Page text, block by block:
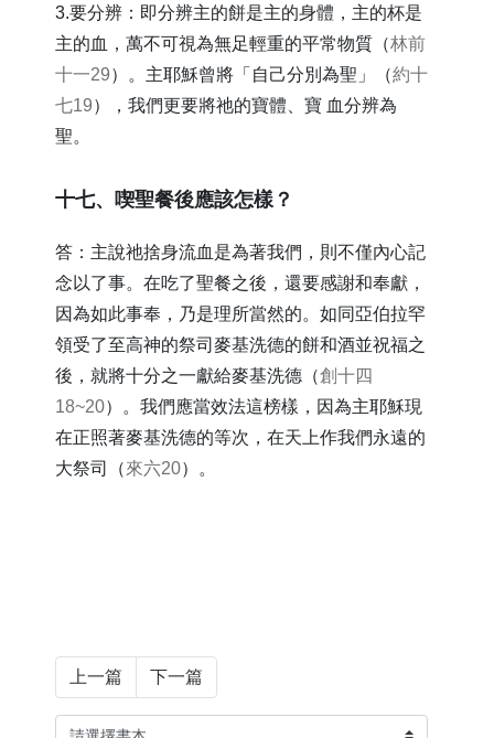
3.要分辨：即分辨主的餅是主的身體，主的杯是
主的血，萬不可視為無足輕重的平常物質（林前
十一29）。主耶穌曾將「自己分別為聖」（約十
七19），我們更要將祂的寶體、寶 血分辨為
聖。
​十七、喫聖餐後應該怎樣？
答：主說祂捨身流血是為著我們，則不僅內心記
念以了事。在吃了聖餐之後，還要感謝和奉獻，
因為如此事奉，乃是理所當然的。如同亞伯拉罕
領受了至高神的祭司麥基洗德的餅和酒並祝福之
後，就將十分之一獻給麥基洗德（創十四
18~20）。我們應當效法這榜樣，因為主耶穌現
在正照著麥基洗德的等次，在天上作我們永遠的
大祭司（來六20）。
上一篇 下一篇